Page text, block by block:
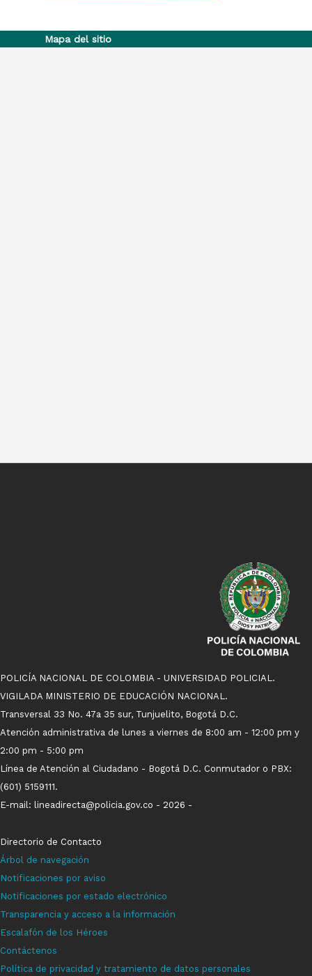
Mapa del sitio
POLICÍA NACIONAL DE COLOMBIA - UNIVERSIDAD POLICIAL.
VIGILADA MINISTERIO DE EDUCACIÓN NACIONAL.
Transversal 33 No. 47a 35 sur, Tunjuelito, Bogotá D.C.
Atención administrativa de lunes a viernes de 8:00 am - 12:00 pm y
2:00 pm - 5:00 pm
Línea de Atención al Ciudadano - Bogotá D.C. Conmutador o PBX:
(601) 5159111.
E-mail: lineadirecta@policia.gov.co - 2026 -
Directorio de Contacto
Árbol de navegación
Notificaciones por aviso
Notificaciones por estado electrónico
Transparencia y acceso a la información
Escalafón de los Héroes
Contáctenos
Política de privacidad y tratamiento de datos personales